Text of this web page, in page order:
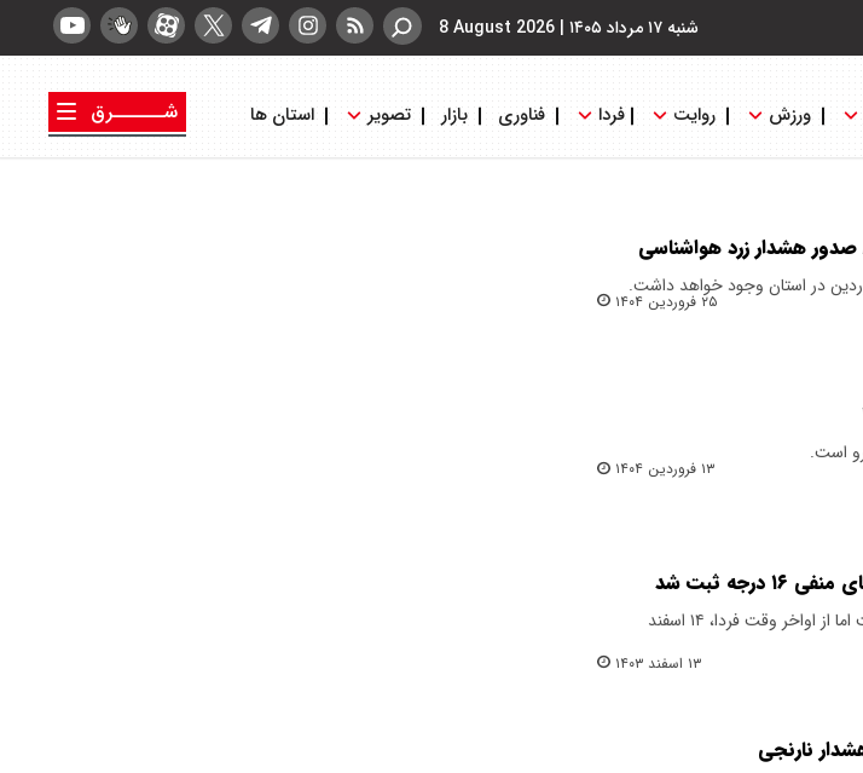
شنبه ۱۷ مرداد ۱۴۰۵ |
8 August 2026
ورزش روایت فردا فناوری بازار تصویر استان ها
شــــــرق
۲۵ فروردین ۱۴۰۴
۱۳ فروردین ۱۴۰۴
امروز دوشنبه، ۱۳ اسفند آسمان در بیشتر مناطق استان فارس صاف است اما از اواخر وقت فردا، ۱۴ اسفند
۱۳ اسفند ۱۴۰۳